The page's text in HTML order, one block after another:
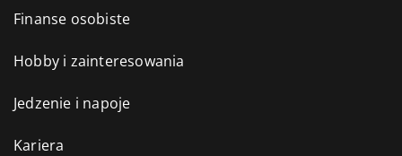
Finanse osobiste
Hobby i zainteresowania
Jedzenie i napoje
Kariera